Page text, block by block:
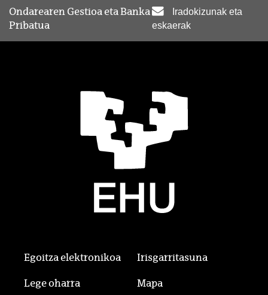
Ondarearen Gestioa eta Banka
Pribatua
Iradokizunak eta
eskaerak
Egoitza elektronikoa Irisgarritasuna
Lege oharra Mapa